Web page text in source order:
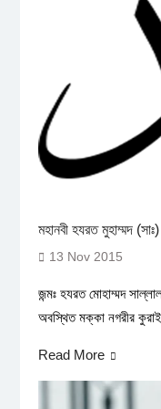
মহানবী হযরত মুহাম্মদ
13 Nov 2015
জন্মঃ হযরত মোহাম্মদ
অবস্থিত মক্কা নগরীর
Read More